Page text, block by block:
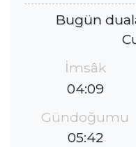
Bugün
İmsâk
04:09
Gündoğumu
05:42